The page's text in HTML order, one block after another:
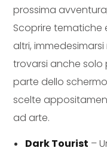
prossima
Scoprire tematiche
altri,
trovarsi anche solo
parte dello
scelte
ad arte.
Dark Tourist –